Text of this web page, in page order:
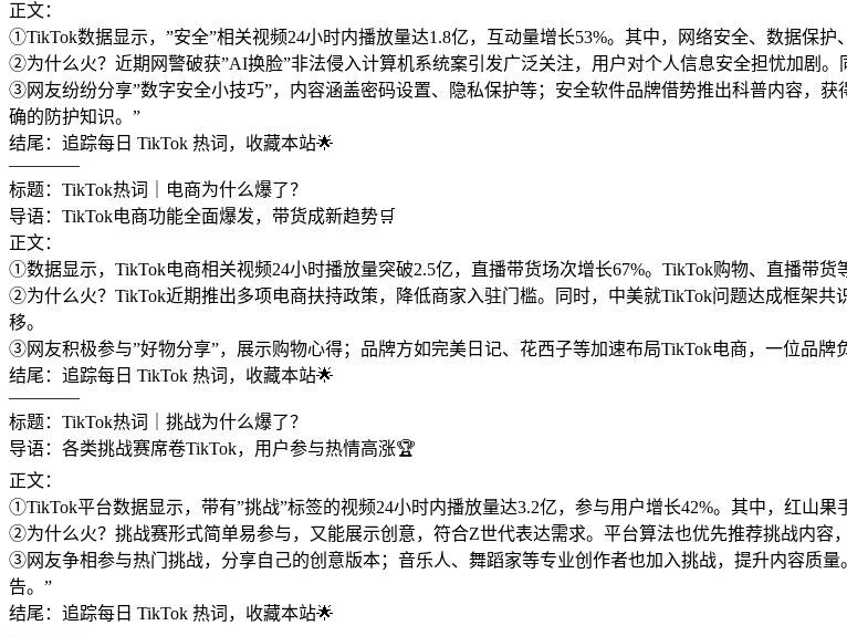
正文：
①TikTok数据显示，”安全”相关视频24小时内播放量达1.8亿，互动量增长53%。其中，网络安全、数据保护
②为什么火？近期网警破获”AI换脸”非法侵入计算机系统案引发广泛关注，用户对个人信息安全担忧加剧。
③网友纷纷分享”数字安全小技巧”，内容涵盖密码设置、隐私保护等；安全软件品牌借势推出科普内容，
确的防护知识。”
结尾：追踪每日 TikTok 热词，收藏本站🌟
————
标题：TikTok热词｜电商为什么爆了？
导语：TikTok电商功能全面爆发，带货成新趋势🛒
正文：
①数据显示，TikTok电商相关视频24小时播放量突破2.5亿，直播带货场次增长67%。TikTok购物、直播带货
②为什么火？TikTok近期推出多项电商扶持政策，降低商家入驻门槛。同时，中美就TikTok问题达成框架
移。
③网友积极参与”好物分享”，展示购物心得；品牌方如完美日记、花西子等加速布局TikTok电商，一位品
结尾：追踪每日 TikTok 热词，收藏本站🌟
————
标题：TikTok热词｜挑战为什么爆了？
导语：各类挑战赛席卷TikTok，用户参与热情高涨🏆
正文：
①TikTok平台数据显示，带有”挑战”标签的视频24小时内播放量达3.2亿，参与用户增长42%。其中，红山
②为什么火？挑战赛形式简单易参与，又能展示创意，符合Z世代表达需求。平台算法也优先推荐挑战内容
③网友争相参与热门挑战，分享自己的创意版本；音乐人、舞蹈家等专业创作者也加入挑战，提升内容质
告。”
结尾：追踪每日 TikTok 热词，收藏本站🌟